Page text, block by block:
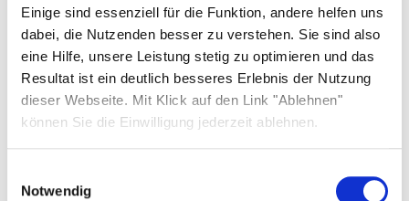
Einige sind essenziell für die Funktion, andere helfen uns
dabei, die Nutzenden besser zu verstehen. Sie sind also
eine Hilfe, unsere Leistung stetig zu optimieren und das
Resultat ist ein deutlich besseres Erlebnis der Nutzung
dieser Webseite. Mit Klick auf den Link "Ablehnen"
können Sie die Einwilligung jederzeit ablehnen.
Notwendig
About us
FAQs
Inspiration stories
Careers
Media centre